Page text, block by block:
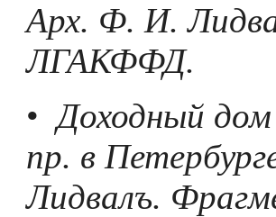
Арх. Ф. И.
ЛГАКФФД.
•Доходный
пр. в
Лидвалъ.